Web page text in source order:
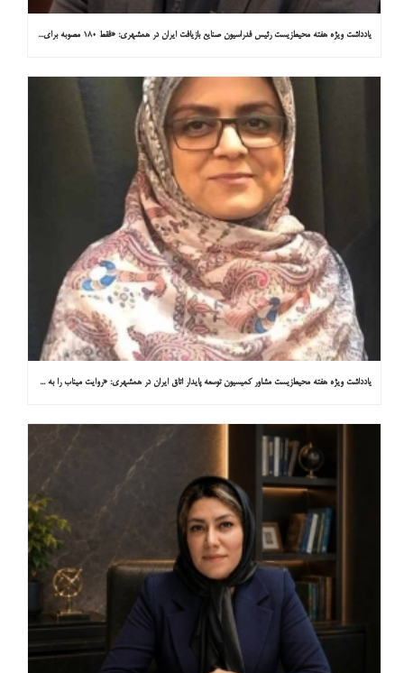
یادداشت ویژه هفته محیط‌زیست رئیس فدراسیون صنایع بازیافت ایران در همشهری: «فقط ۱۸۰ مصوبه برای خارج کردن خودروهای فرسوده از خیابان‌ها»
یادداشت ویژه هفته محیط‌زیست مشاور کمیسیون توسعه پایدار اتاق ایران در همشهری: «روایت میناب را به کاپ ۳۱ ببریم»